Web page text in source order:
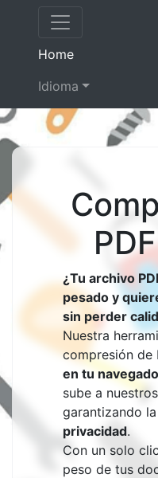
Home(current)
Idioma
¿Tu archivo
pesado y
sin perder
Nuestra
compresión de
en tu
sube a
garantizando
privacidad.
Con un solo
peso de tus